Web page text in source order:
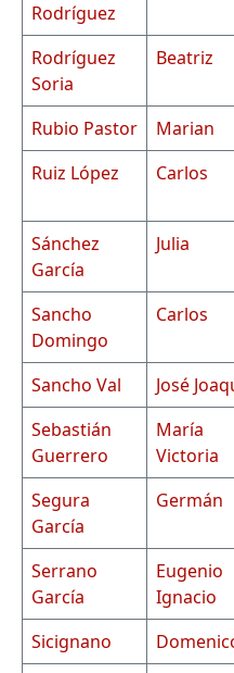
Rodríguez
Rodríguez
Soria
Beatriz
Rubio Pastor Marian
Ruiz López
Carlos
Sánchez
García
Julia
Sancho
Domingo
Carlos
Sancho Val José
Sebastián
Guerrero
María
Victoria
Segura
García
Germán
Serrano
García
Eugenio
Ignacio
Sicignano